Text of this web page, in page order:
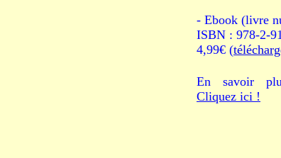
- Ebook (livre
ISBN : 978-2-
4,99€ (
En savoir
Cliquez ici !